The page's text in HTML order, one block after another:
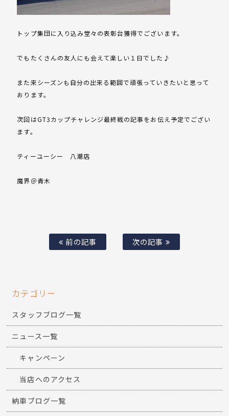
トップ集団に入り込み堂々の表彰台獲得でございます。
でもたくさんの友人にも会えて楽しい１日でした♪
また来シーズンも自分の出来る範囲で頑張っていきたいと思って
おります。
次回はGT3カップチャレンジ最終戦の記事をお伝え予定でござい
ます。
ティーユーシー 八潮店
魔界＠青木
前の記事 次の記事
カテゴリー
スタッフブログ一覧
ニュース一覧
キャンペーン
当店へのアクセス
納車ブログ一覧